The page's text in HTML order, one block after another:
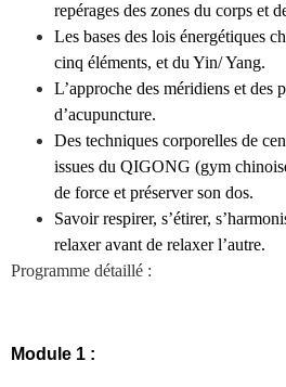
repérages des zones du corps et
Les bases des lois énergétiques
cinq éléments, et du Yin/ Yang.
L’approche des méridiens et des
d’acupuncture.
Des techniques corporelles de
issues du QIGONG (gym
de force et préserver son dos.
Savoir respirer, s’étirer,
relaxer avant de relaxer l’autre.
Programme détaillé :
Module 1 :